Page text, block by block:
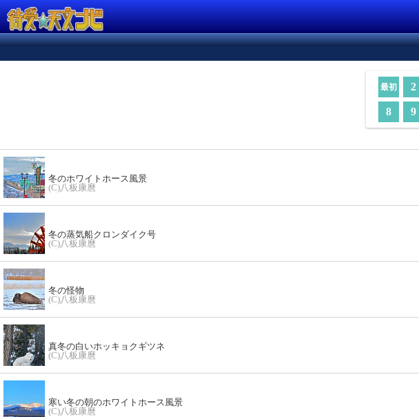
最初 2
8 9
冬のホワイトホース風景
(C)八板康麿
冬の蒸気船クロンダイク号
(C)八板康麿
冬の怪物
(C)八板康麿
真冬の白いホッキョクギツネ
(C)八板康麿
寒い冬の朝のホワイトホース風景
(C)八板康麿